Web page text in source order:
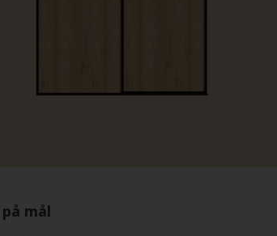
mål